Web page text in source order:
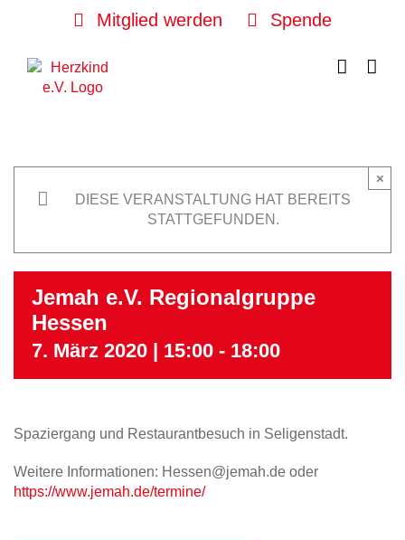
Mitglied werden Spende
DIESE VERANSTALTUNG HAT BEREITS
STATTGEFUNDEN.
×
Jemah e.V. Regionalgruppe
Hessen
7. März 2020 | 15:00 - 18:00
Spaziergang und Restaurantbesuch in Seligenstadt.
Weitere Informationen: Hessen@jemah.de oder
https://www.jemah.de/termine/